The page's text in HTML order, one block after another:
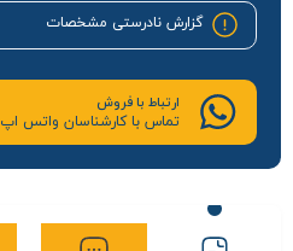
گزارش نادرستی مشخصات
ارتباط با فروش
تماس با کارشناسان واتس اپ